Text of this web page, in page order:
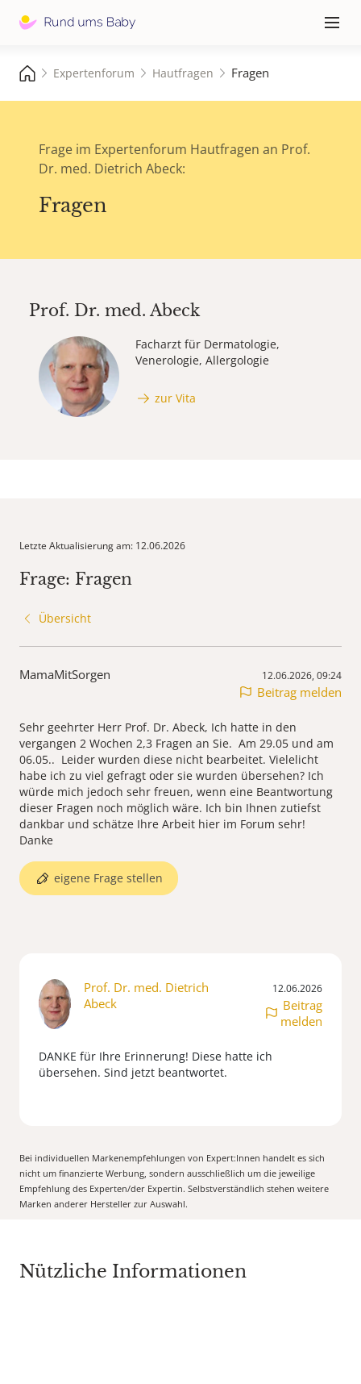
≡
Expertenforum Hautfragen Fragen
Frage im Expertenforum Hautfragen an Prof.
Dr. med. Dietrich Abeck:
Fragen
Prof. Dr. med.Abeck
Facharzt für Dermatologie,
Venerologie, Allergologie
zur Vita
Letzte Aktualisierung am: 12.06.2026
Frage: Fragen
Übersicht
MamaMitSorgen 12.06.2026, 09:24
Beitrag melden
Sehr geehrter Herr Prof. Dr. Abeck, Ich hatte in den
vergangen 2 Wochen 2,3 Fragen an Sie. Am 29.05 und am
06.05.. Leider wurden diese nicht bearbeitet. Vielelicht
habe ich zu viel gefragt oder sie wurden übersehen? Ich
würde mich jedoch sehr freuen, wenn eine Beantwortung
dieser Fragen noch möglich wäre. Ich bin Ihnen zutiefst
dankbar und schätze Ihre Arbeit hier im Forum sehr!
Danke
eigene Frage stellen
Prof. Dr. med. Dietrich
Abeck
12.06.2026
Beitrag
melden
DANKE für Ihre Erinnerung! Diese hatte ich
übersehen. Sind jetzt beantwortet.
Bei individuellen Markenempfehlungen von Expert:Innen handelt es sich
nicht um finanzierte Werbung, sondern ausschließlich um die jeweilige
Empfehlung des Experten/der Expertin. Selbstverständlich stehen weitere
Marken anderer Hersteller zur Auswahl.
Nützliche Informationen